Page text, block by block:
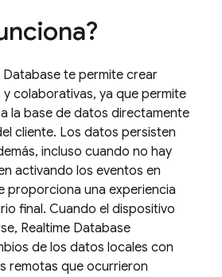
Database te permite crear
colaborativas, ya que permite
la base de datos directamente
cliente. Los datos persisten
incluso cuando no hay
activando los eventos en
proporciona una experiencia
final. Cuando el dispositivo
Realtime Database
de los datos locales con
remotas que ocurrieron